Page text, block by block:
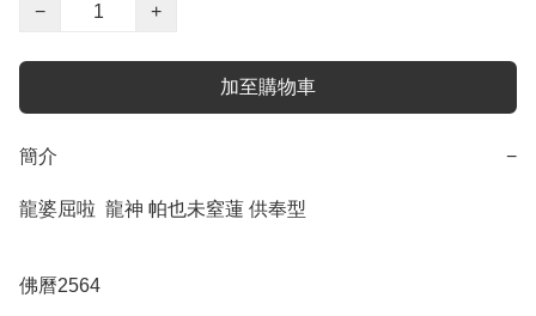
−
+
加至購物車
簡介 −
龍婆屈啦  龍神 帕也未窒蓮 供奉型
佛曆2564